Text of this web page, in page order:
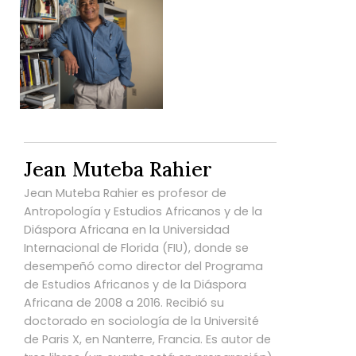
Jean Muteba Rahier
Jean Muteba Rahier es profesor de
Antropología y Estudios Africanos y de la
Diáspora Africana en la Universidad
Internacional de Florida (FIU), donde se
desempeñó como director del Programa
de Estudios Africanos y de la Diáspora
Africana de 2008 a 2016. Recibió su
doctorado en sociología de la Université
de Paris X, en Nanterre, Francia. Es autor de